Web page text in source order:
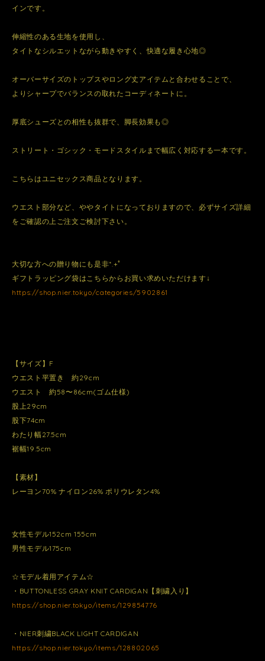
インです。
伸縮性のある生地を使用し、
タイトなシルエットながら動きやすく、快適な履き心地◎
オーバーサイズのトップスやロング丈アイテムと合わせることで、
よりシャープでバランスの取れたコーディネートに。
厚底シューズとの相性も抜群で、脚長効果も◎
ストリート・ゴシック・モードスタイルまで幅広く対応する一本です。
こちらはユニセックス商品となります。
ウエスト部分など、ややタイトになっておりますので、必ずサイズ詳細
をご確認の上ご注文ご検討下さい。
大切な方への贈り物にも是非*.+ﾟ
ギフトラッピング袋はこちらからお買い求めいただけます↓
https://shop.nier.tokyo/categories/5902861
【サイズ】F
ウエスト平置き 約29cm
ウエスト 約58〜86cm(ゴム仕様)
股上29cm
股下74cm
わたり幅27.5cm
裾幅19.5cm
【素材】
レーヨン70% ナイロン26% ポリウレタン4%
女性モデル152cm 155cm
男性モデル175cm
☆モデル着用アイテム☆
・BUTTONLESS GRAY KNIT CARDIGAN【刺繍入り】
https://shop.nier.tokyo/items/129854776
・NIER刺繍BLACK LIGHT CARDIGAN
https://shop.nier.tokyo/items/128802065